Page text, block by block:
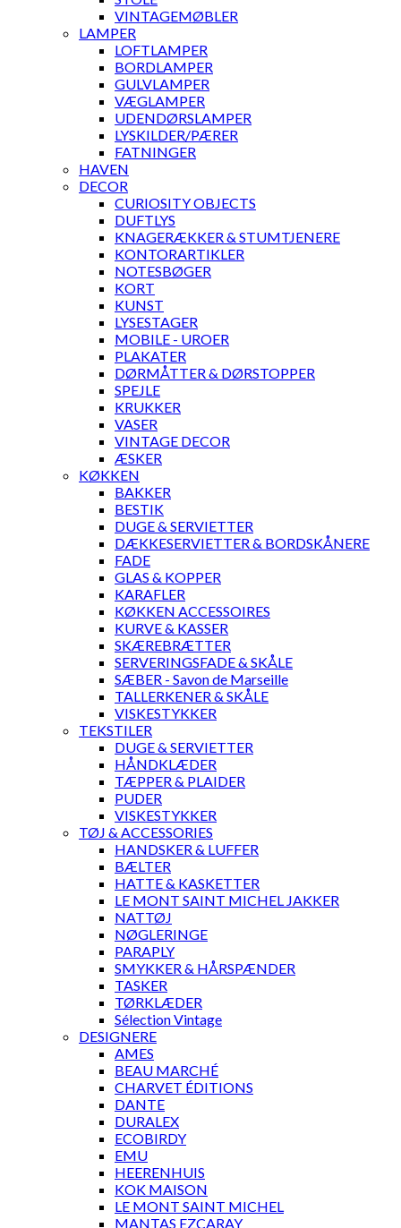
VINTAGEMØBLER
LAMPER
LOFTLAMPER
BORDLAMPER
GULVLAMPER
VÆGLAMPER
UDENDØRSLAMPER
LYSKILDER/PÆRER
FATNINGER
HAVEN
DECOR
CURIOSITY OBJECTS
DUFTLYS
KNAGERÆKKER & STUMTJENERE
KONTORARTIKLER
NOTESBØGER
KORT
KUNST
LYSESTAGER
MOBILE - UROER
PLAKATER
DØRMÅTTER & DØRSTOPPER
SPEJLE
KRUKKER
VASER
VINTAGE DECOR
ÆSKER
KØKKEN
BAKKER
BESTIK
DUGE & SERVIETTER
DÆKKESERVIETTER & BORDSKÅNERE
FADE
GLAS & KOPPER
KARAFLER
KØKKEN ACCESSOIRES
KURVE & KASSER
SKÆREBRÆTTER
SERVERINGSFADE & SKÅLE
SÆBER - Savon de Marseille
TALLERKENER & SKÅLE
VISKESTYKKER
TEKSTILER
DUGE & SERVIETTER
HÅNDKLÆDER
TÆPPER & PLAIDER
PUDER
VISKESTYKKER
TØJ & ACCESSORIES
HANDSKER & LUFFER
BÆLTER
HATTE & KASKETTER
LE MONT SAINT MICHEL JAKKER
NATTØJ
NØGLERINGE
PARAPLY
SMYKKER & HÅRSPÆNDER
TASKER
TØRKLÆDER
Sélection Vintage
DESIGNERE
AMES
BEAU MARCHÉ
CHARVET ÉDITIONS
DANTE
DURALEX
ECOBIRDY
EMU
HEERENHUIS
KOK MAISON
LE MONT SAINT MICHEL
MANTAS EZCARAY